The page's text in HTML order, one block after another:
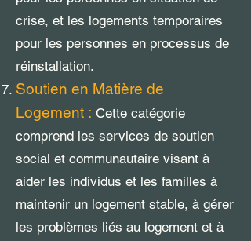
crise, et les logements temporaires
pour les personnes en processus de
réinstallation.
Soutien en Matière de
Logement : Cette catégorie
comprend les services de soutien
social et communautaire visant à
aider les individus et les familles à
maintenir un logement stable, à gérer
les problèmes liés au logement et à